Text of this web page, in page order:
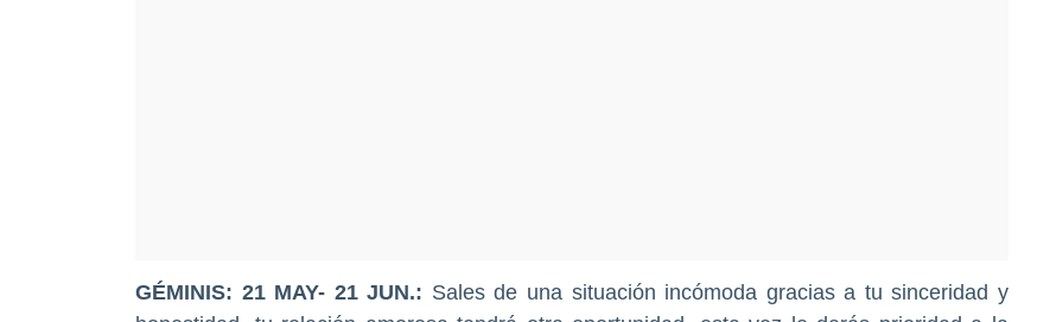
GÉMINIS: 21 MAY- 21 JUN.: Sales de una situación incómoda gracias a tu sinceridad y